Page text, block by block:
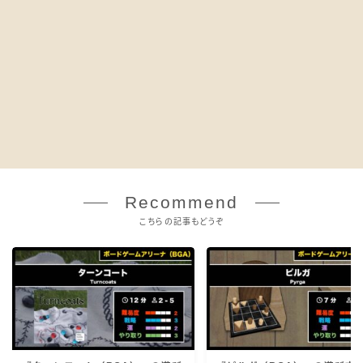
Recommend
こちらの記事もどうぞ